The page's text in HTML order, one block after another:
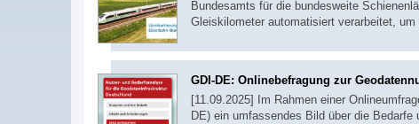
Bundesamts für die bundesweite
Gleiskilometer automatisiert verarbeitet,
GDI-DE: Onlinebefragung zur
[11.09.2025] Im Rahmen einer
DE) ein umfassendes Bild über die